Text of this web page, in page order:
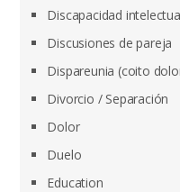
Discapacidad
Discusiones de pareja
Dispareunia (coito
Divorcio / Separación
Dolor
Duelo
Education